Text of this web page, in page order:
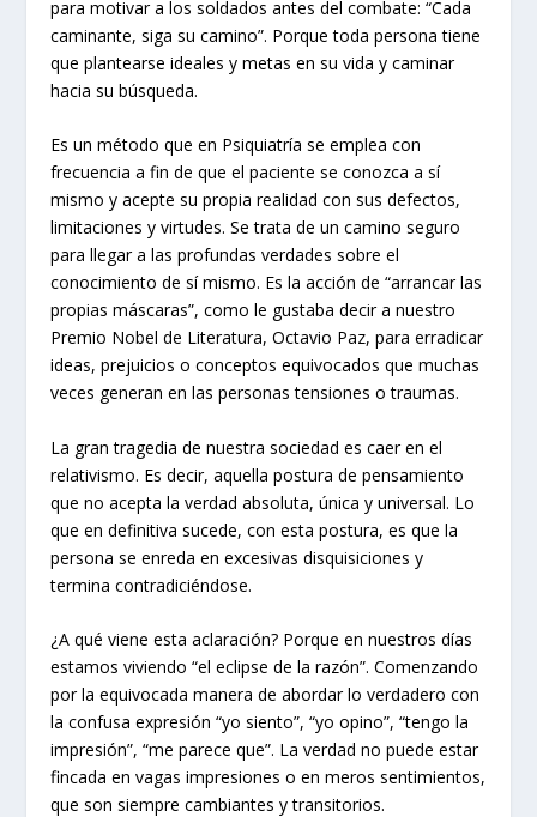
para motivar a los soldados antes del combate: “Cada
caminante, siga su camino”. Porque toda persona tiene
que plantearse ideales y metas en su vida y caminar
hacia su búsqueda.
Es un método que en Psiquiatría se emplea con
frecuencia a fin de que el paciente se conozca a sí
mismo y acepte su propia realidad con sus defectos,
limitaciones y virtudes. Se trata de un camino seguro
para llegar a las profundas verdades sobre el
conocimiento de sí mismo. Es la acción de “arrancar las
propias máscaras”, como le gustaba decir a nuestro
Premio Nobel de Literatura, Octavio Paz, para erradicar
ideas, prejuicios o conceptos equivocados que muchas
veces generan en las personas tensiones o traumas.
La gran tragedia de nuestra sociedad es caer en el
relativismo. Es decir, aquella postura de pensamiento
que no acepta la verdad absoluta, única y universal. Lo
que en definitiva sucede, con esta postura, es que la
persona se enreda en excesivas disquisiciones y
termina contradiciéndose.
¿A qué viene esta aclaración? Porque en nuestros días
estamos viviendo “el eclipse de la razón”. Comenzando
por la equivocada manera de abordar lo verdadero con
la confusa expresión “yo siento”, “yo opino”, “tengo la
impresión”, “me parece que”. La verdad no puede estar
fincada en vagas impresiones o en meros sentimientos,
que son siempre cambiantes y transitorios.